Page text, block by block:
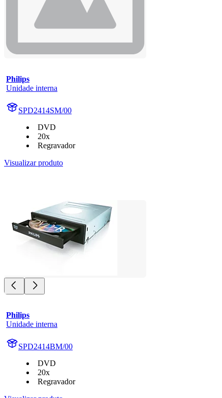
Philips
Unidade interna
SPD2414SM/00
DVD
20x
Regravador
Visualizar produto
Philips
Unidade interna
SPD2414BM/00
DVD
20x
Regravador